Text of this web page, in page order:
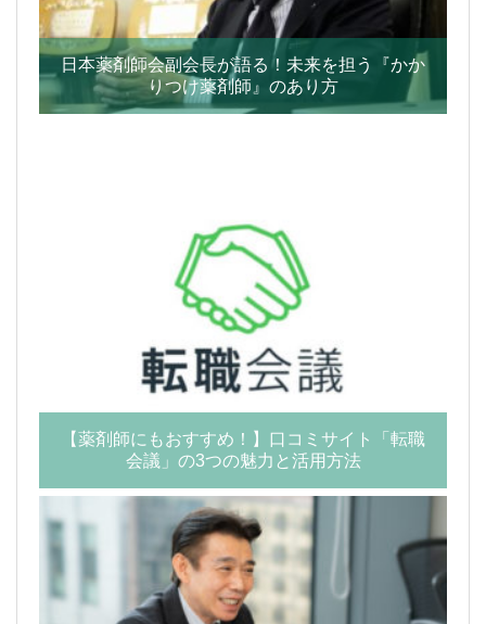
日本薬剤師会副会長が語る！未来を担う『かか
りつけ薬剤師』のあり方
【薬剤師にもおすすめ！】口コミサイト「転職
会議」の3つの魅力と活用方法